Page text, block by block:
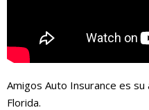
Amigos Auto Insurance es
Florida.